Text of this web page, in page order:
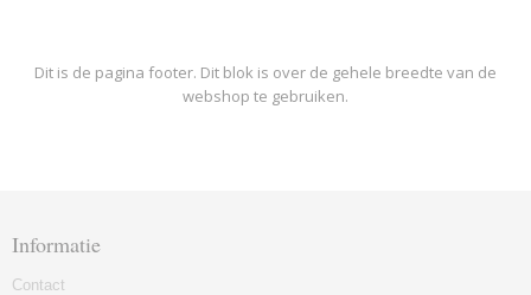
Dit is de pagina footer. Dit blok is over de gehele breedte van de
webshop te gebruiken.
Informatie
Contact